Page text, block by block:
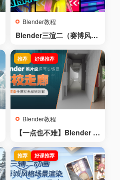
Blender教程
Blender三渲二（赛博风电
Blender教程
【一点也不难】Blender 照
廊》建模渲染动画全流程
推荐 好课推荐
推荐 好课推荐